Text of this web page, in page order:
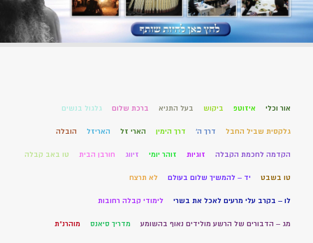
אור וכלי איזוטפ ביקוש בעל התניא ברכת שלום גלגול בנשים
גלקסית שביל החבל דרך ה' דרך הימין הארי זל האריזל הובלה
הקדמה לחכמת הקבלה זוגיות זוהר יומי זיווג חורבן הבית טו באב קבלה
טו בשבט יד – להמשיך שלום בעולם לא תרצח
לו – בקרב עלי מרעים לאכל את בשרי לימודי קבלה רחובות
מג – הדבורים של הרשע מולידים נאוף בהשומע מדריך סיאנס מוהרנ”ת